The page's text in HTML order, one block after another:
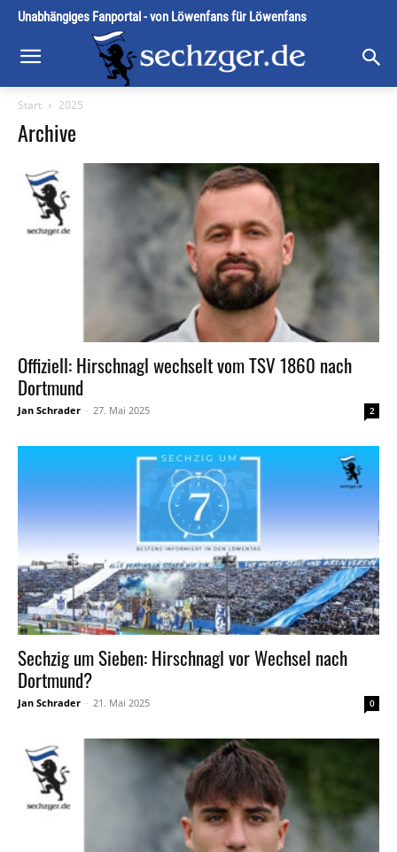
Unabhängiges Fanportal - von Löwenfans für Löwenfans
Start 2025
Archive
Offiziell: Hirschnagl wechselt vom TSV 1860 nach
Dortmund
Jan Schrader - 27. Mai 2025 2
Sechzig um Sieben: Hirschnagl vor Wechsel nach
Dortmund?
Jan Schrader - 21. Mai 2025 0